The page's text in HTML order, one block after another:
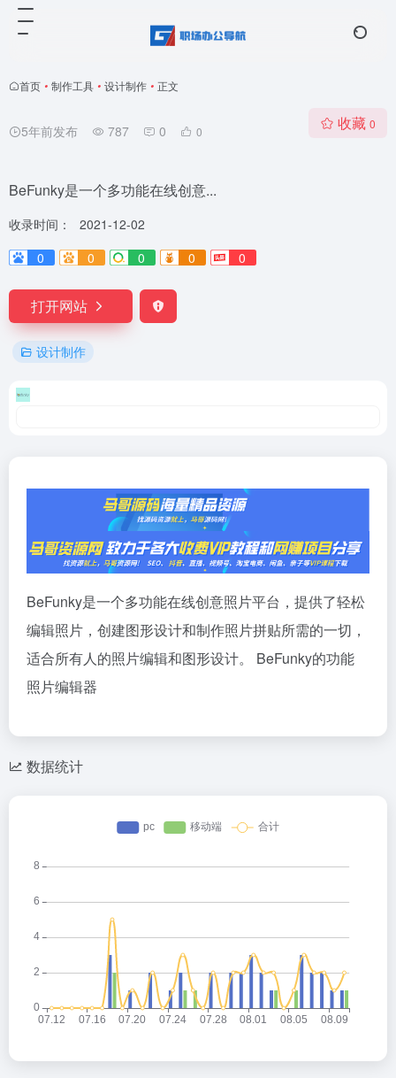
首页 • 制作工具 • 设计制作 • 正文
5年前发布 787 0 0 收藏 0
BeFunky是一个多功能在线创意...
收录时间：
2021-12-02
0
0 0 0 0
打开网站
设计制作
BeFunky是一个多功能在线创意照片平台，提供了轻松
编辑照片，创建图形设计和制作照片拼贴所需的一切，
适合所有人的照片编辑和图形设计。 BeFunky的功能
照片编辑器
数据统计